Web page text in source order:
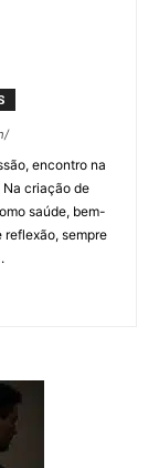
encontro na
Na criação de
saúde, bem-
sempre